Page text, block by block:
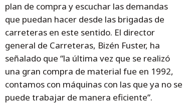
plan de compra y escuchar las demandas
que puedan hacer desde las brigadas de
carreteras en este sentido. El director
general de Carreteras, Bizén Fuster, ha
señalado que “la última vez que se realizó
una gran compra de material fue en 1992,
contamos con máquinas con las que ya no se
puede trabajar de manera eficiente”.